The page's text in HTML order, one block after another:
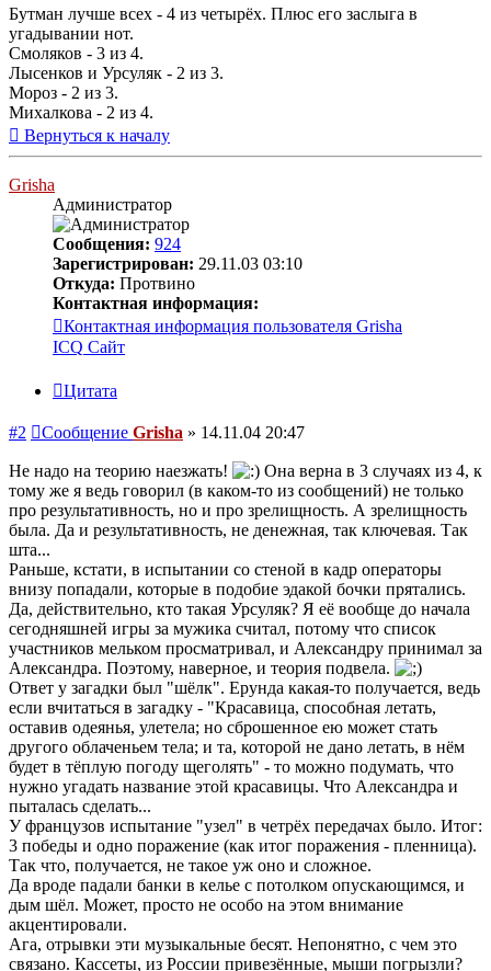
Бутман лучше всех - 4 из четырёх. Плюс его заслыга в
угадывании нот.
Смоляков - 3 из 4.
Лысенков и Урсуляк - 2 из 3.
Мороз - 2 из 3.
Михалкова - 2 из 4.
Вернуться к началу
Grisha
Администратор
Сообщения: 924
Зарегистрирован: 29.11.03 03:10
Откуда: Протвино
Контактная информация:
Контактная информация пользователя Grisha
ICQ Сайт
Цитата
#2 Сообщение Grisha » 14.11.04 20:47
Не надо на теорию наезжать!
Она верна в 3 случаях из 4, к
тому же я ведь говорил (в каком-то из сообщений) не только
про результативность, но и про зрелищность. А зрелищность
была. Да и результативность, не денежная, так ключевая. Так
шта...
Раньше, кстати, в испытании со стеной в кадр операторы
внизу попадали, которые в подобие эдакой бочки прятались.
Да, действительно, кто такая Урсуляк? Я её вообще до начала
сегодняшней игры за мужика считал, потому что список
участников мельком просматривал, и Александру принимал за
Александра. Поэтому, наверное, и теория подвела.
Ответ у загадки был "шёлк". Ерунда какая-то получается, ведь
если вчитаться в загадку - "Красавица, способная летать,
оставив одеянья, улетела; но сброшенное ею может стать
другого облаченьем тела; и та, которой не дано летать, в нём
будет в тёплую погоду щеголять" - то можно подумать, что
нужно угадать название этой красавицы. Что Александра и
пыталась сделать...
У французов испытание "узел" в четрёх передачах было. Итог:
3 победы и одно поражение (как итог поражения - пленница).
Так что, получается, не такое уж оно и сложное.
Да вроде падали банки в келье с потолком опускающимся, и
дым шёл. Может, просто не особо на этом внимание
акцентировали.
Ага, отрывки эти музыкальные бесят. Непонятно, с чем это
связано. Кассеты, из России привезённые, мыши погрызли?